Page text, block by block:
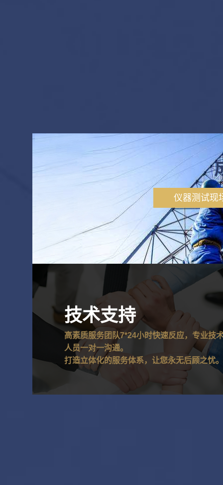
仪器测试现
技术支持
高素质服务团队7*24小时快速反应，专业技
人员一对一沟通。
打造立体化的服务体系，让您永无后顾之忧。